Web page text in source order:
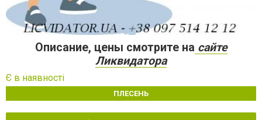
Описание, цены смотрите на сайте
Ликвидатора
Є в наявності
ПЛЕСЕНЬ